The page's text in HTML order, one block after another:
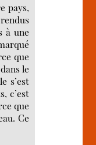
pays,
à une
que
le
s’est
c’est
que
Ce